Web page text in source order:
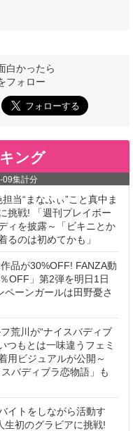
白かったら
フォロー
ング
09集計分
当“まなふぃ”こと真中ま
挑戦! 「週刊プレイボー
ィを披露～「ビキニとか
るのは初めてかも」
品が30%OFF! FANZA動
OFF」第2弾を明日1日
ーンガールは田野憂さ
荒川が“ナイスバディブ
つもとは一味違うフェミ
用ビジュアルが公開～
バディブラ恋物語」も
イトをしながら活動す
生初のグラビアに挑戦!